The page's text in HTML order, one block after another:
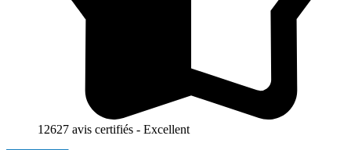
12627 avis certifiés - Excellent